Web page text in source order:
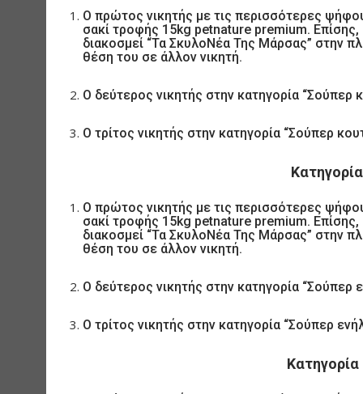
Ο πρώτος νικητής με τις περισσότερες
σακί τροφής 15kg petnature premium.
διακοσμεί “Τα ΣκυλοΝέα Της Μάρσας” στην
θέση του σε άλλον νικητή.
Ο δεύτερος νικητής στην κατηγορία “Σούπερ
Ο τρίτος νικητής στην κατηγορία “Σούπερ
Ο πρώτος νικητής με τις περισσότερες
σακί τροφής 15kg petnature premium.
διακοσμεί “Τα ΣκυλοΝέα Της Μάρσας” στην
θέση του σε άλλον νικητή.
Ο δεύτερος νικητής στην κατηγορία “Σούπερ
Ο τρίτος νικητής στην κατηγορία “Σούπερ
Κατηγορία